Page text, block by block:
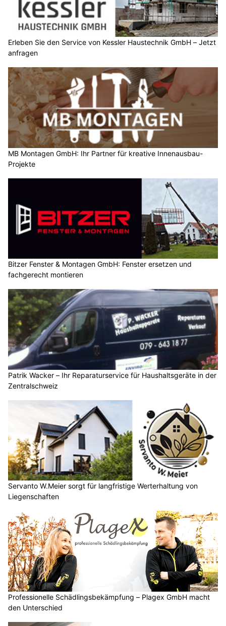
Erleben Sie den Service von Kessler Haustechnik GmbH – Jetzt
anfragen
MB Montagen GmbH: Ihr Partner für kreative Innenausbau-
Projekte
Bitzer Fenster & Montagen GmbH: Fenster ersetzen und
fachgerecht montieren
Patrik Wacker – Ihr Reparaturservice für Haushaltsgeräte in der
Zentralschweiz
Servanto W.Meier sorgt für langfristige Werterhaltung von
Liegenschaften
Professionelle Schädlingsbekämpfung – Plagex GmbH macht
den Unterschied